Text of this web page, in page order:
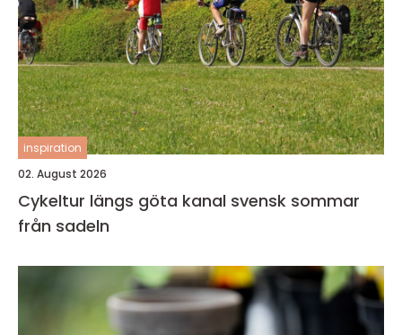
inspiration
02. August 2026
Cykeltur längs göta kanal svensk sommar
från sadeln